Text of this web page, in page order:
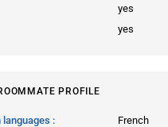
yes
yes
PROFILE
French